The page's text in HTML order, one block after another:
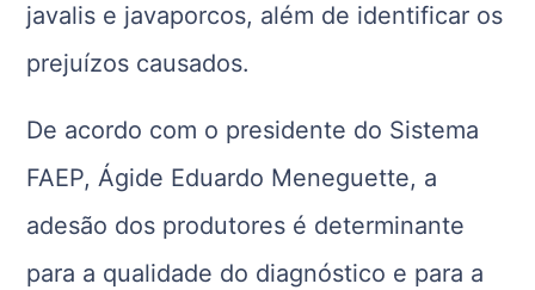
javalis e javaporcos, além de identificar os
prejuízos causados.
De acordo com o presidente do Sistema
FAEP, Ágide Eduardo Meneguette, a
adesão dos produtores é determinante
para a qualidade do diagnóstico e para a